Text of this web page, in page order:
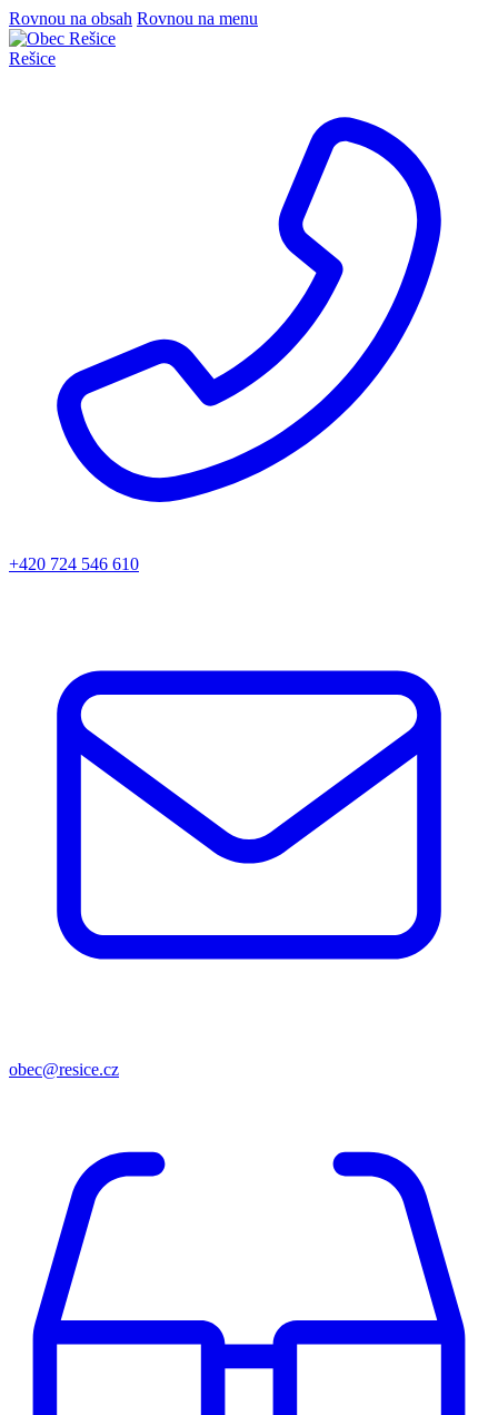
Rovnou na obsah Rovnou na menu
Rešice
+420 724 546 610
obec@resice.cz